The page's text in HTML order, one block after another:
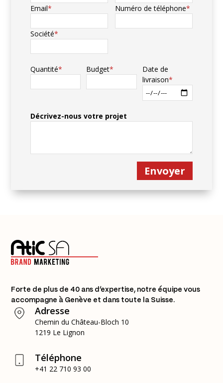
Email Numéro de téléphone
Société
Quantité Budget
Date de
livraison
Décrivez-nous votre projet
Forte de plus de 40 ans d’expertise, notre équipe vous
accompagne à Genève et dans toute la Suisse.
Adresse
Chemin du Château-Bloch 10
1219 Le Lignon
Téléphone
+41 22 710 93 00